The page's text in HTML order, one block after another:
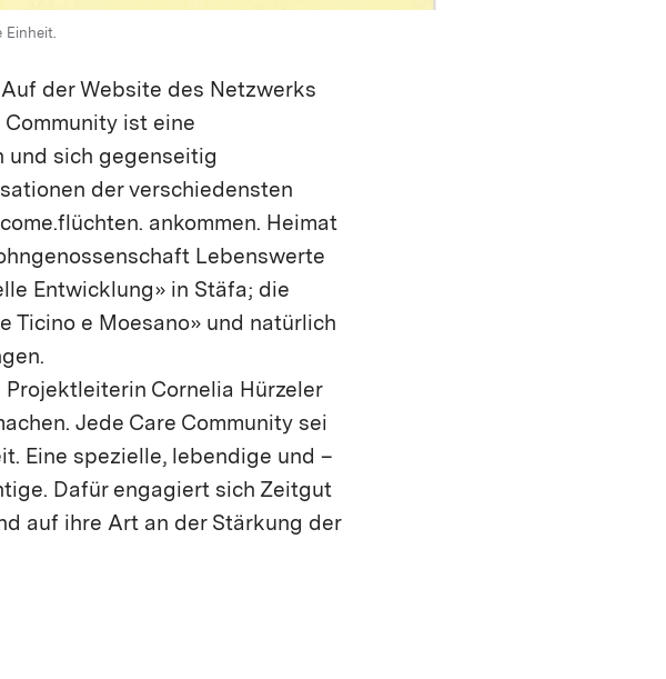
Einheit.
der Website des Netzwerks
Community ist eine
und sich gegenseitig
der verschiedensten
ankommen. Heimat
Lebenswerte
Entwicklung» in Stäfa; die
Ticino e Moesano» und natürlich
Cornelia Hürzeler
Jede Care Community sei
Eine spezielle, lebendige und –
Dafür engagiert sich Zeitgut
auf ihre Art an der Stärkung der